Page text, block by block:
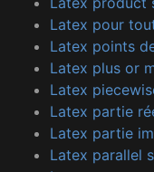
Latex pour
Latex points
Latex plus or
Latex
Latex partie
Latex partie
Latex parallel